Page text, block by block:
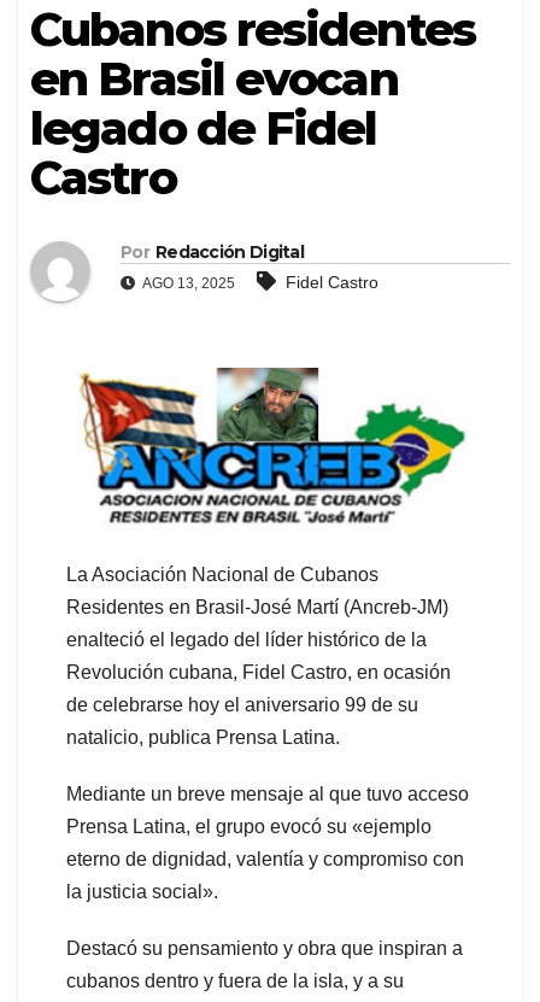
Cubanos residentes
en Brasil evocan
legado de Fidel
Castro
Por Redacción Digital
AGO 13, 2025 Fidel Castro
La Asociación Nacional de Cubanos
Residentes en Brasil-José Martí (Ancreb-JM)
enalteció el legado del líder histórico de la
Revolución cubana, Fidel Castro, en ocasión
de celebrarse hoy el aniversario 99 de su
natalicio, publica Prensa Latina.
Mediante un breve mensaje al que tuvo acceso
Prensa Latina, el grupo evocó su «ejemplo
eterno de dignidad, valentía y compromiso con
la justicia social».
Destacó su pensamiento y obra que inspiran a
cubanos dentro y fuera de la isla, y a su